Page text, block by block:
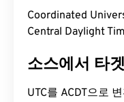
Coordinated
Central Daylight
소스에서 타
UTC를 ACDT으로